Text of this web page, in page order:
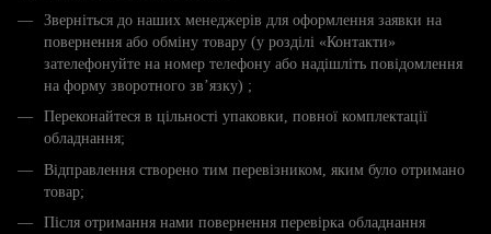
Зверніться до наших менеджерів для оформлення заявки на
повернення або обміну товару (у розділі «Контакти»
зателефонуйте на номер телефону або надішліть повідомлення
на форму зворотного зв’язку) ;
Переконайтеся в цільності упаковки, повної комплектації
обладнання;
Відправлення створено тим перевізником, яким було отримано
товар;
Після отримання нами повернення перевірка обладнання